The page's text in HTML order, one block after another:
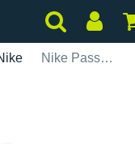
Nike Passada